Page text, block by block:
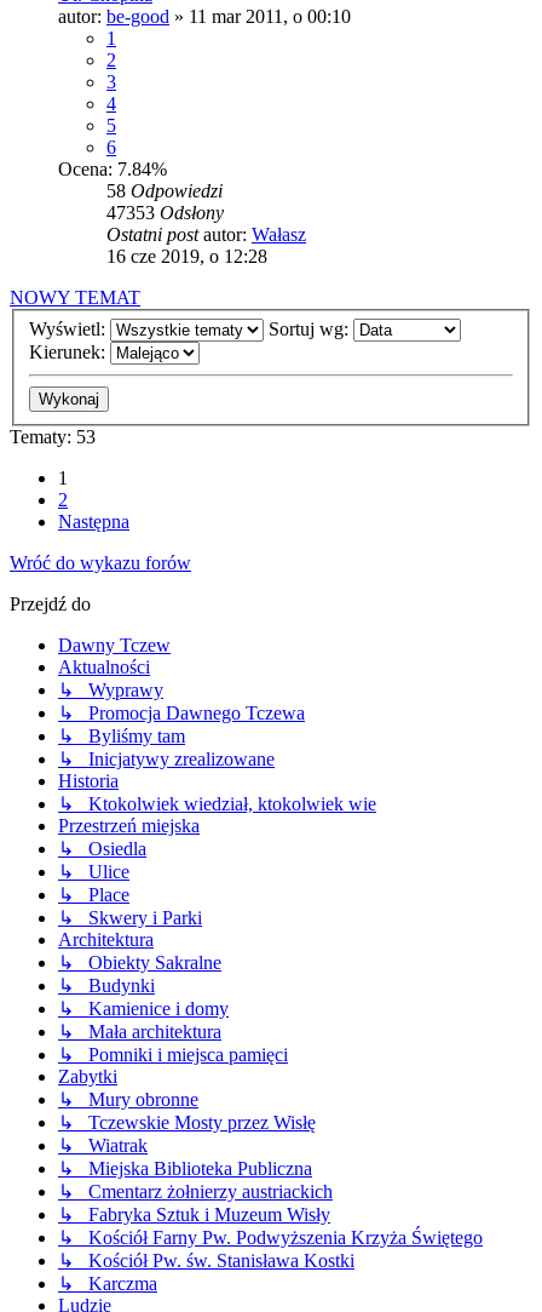
autor: be-good » 11 mar 2011, o 00:10
1
2
3
4
5
6
Ocena: 7.84%
58 Odpowiedzi
47353 Odsłony
Ostatni postautor: Wałasz
16 cze 2019, o 12:28
NOWY TEMAT
Wyświetl:
Sortuj wg:
Kierunek:
Tematy: 53
1
2
Następna
Wróć do wykazu forów
Przejdź do
Dawny Tczew
Aktualności
↳ Wyprawy
↳ Promocja Dawnego Tczewa
↳ Byliśmy tam
↳ Inicjatywy zrealizowane
Historia
↳ Ktokolwiek wiedział, ktokolwiek wie
Przestrzeń miejska
↳ Osiedla
↳ Ulice
↳ Place
↳ Skwery i Parki
Architektura
↳ Obiekty Sakralne
↳ Budynki
↳ Kamienice i domy
↳ Mała architektura
↳ Pomniki i miejsca pamięci
Zabytki
↳ Mury obronne
↳ Tczewskie Mosty przez Wisłę
↳ Wiatrak
↳ Miejska Biblioteka Publiczna
↳ Cmentarz żołnierzy austriackich
↳ Fabryka Sztuk i Muzeum Wisły
↳ Kościół Farny Pw. Podwyższenia Krzyża Świętego
↳ Kościół Pw. św. Stanisława Kostki
↳ Karczma
Ludzie